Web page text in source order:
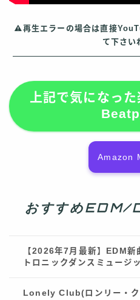
再生エラーの場合は直接
て下さい
上記で気になっ
Amazon
おすすめEDM/
【2026年7月最新】EDM
トロニックダンスミュージ
Lonely Club(ロンリー・ク